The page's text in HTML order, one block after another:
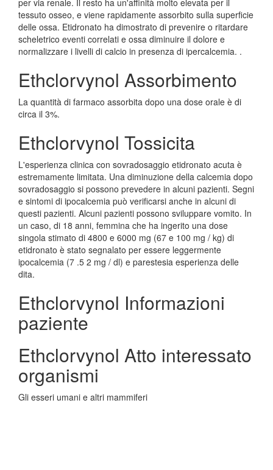
per via renale. Il resto ha un'affinità molto elevata per il
tessuto osseo, e viene rapidamente assorbito sulla superficie
delle ossa. Etidronato ha dimostrato di prevenire o ritardare
scheletrico eventi correlati e ossa diminuire il dolore e
normalizzare i livelli di calcio in presenza di ipercalcemia. .
Ethclorvynol Assorbimento
La quantità di farmaco assorbita dopo una dose orale è di
circa il 3%.
Ethclorvynol Tossicita
L'esperienza clinica con sovradosaggio etidronato acuta è
estremamente limitata. Una diminuzione della calcemia dopo
sovradosaggio si possono prevedere in alcuni pazienti. Segni
e sintomi di ipocalcemia può verificarsi anche in alcuni di
questi pazienti. Alcuni pazienti possono sviluppare vomito. In
un caso, di 18 anni, femmina che ha ingerito una dose
singola stimato di 4800 e 6000 mg (67 e 100 mg / kg) di
etidronato è stato segnalato per essere leggermente
ipocalcemia (7 .5 2 mg / dl) e parestesia esperienza delle
dita.
Ethclorvynol Informazioni
paziente
Ethclorvynol Atto interessato
organismi
Gli esseri umani e altri mammiferi